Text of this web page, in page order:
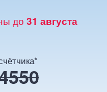
до 31 августа